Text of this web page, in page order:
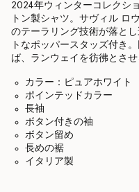
2024年ウィンターコレクシ
トン製シャツ。サヴィル ロ
のテーラリング技術が落と
トなポッパースタッズ付き
ば、ランウェイを彷彿とさせ
カラー：ピュアホワイト
ポインテッドカラー
長袖
ボタン付きの袖
ボタン留め
長めの裾
イタリア製